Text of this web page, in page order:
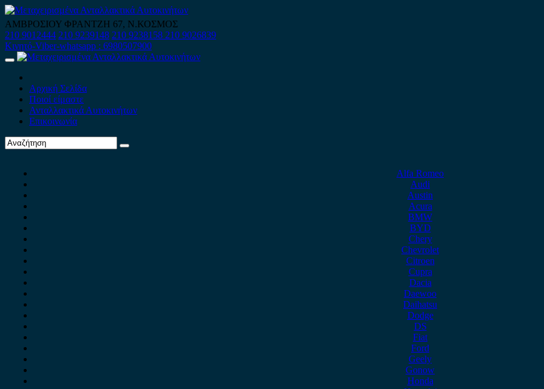
Skip
to
content
ΑΜΒΡΟΣΙΟΥ ΦΡΑΝΤΖΗ 67, Ν.ΚΟΣΜΟΣ
210 9012444 210 9239148 210 9238158 210 9026839
Κινητό-Viber-whatsapp : 6980507900
Primary
Αρχική Σελίδα
Ποιοί είμαστε
Ανταλλακτικά Αυτοκινήτων
Επικοινωνία
Alfa Romeo
Audi
Austin
Acura
BMW
BYD
Chery
Chevrolet
Citroen
Cupra
Dacia
Daewoo
Daihatsu
Dodge
DS
Fiat
Ford
Geely
Gonow
Honda